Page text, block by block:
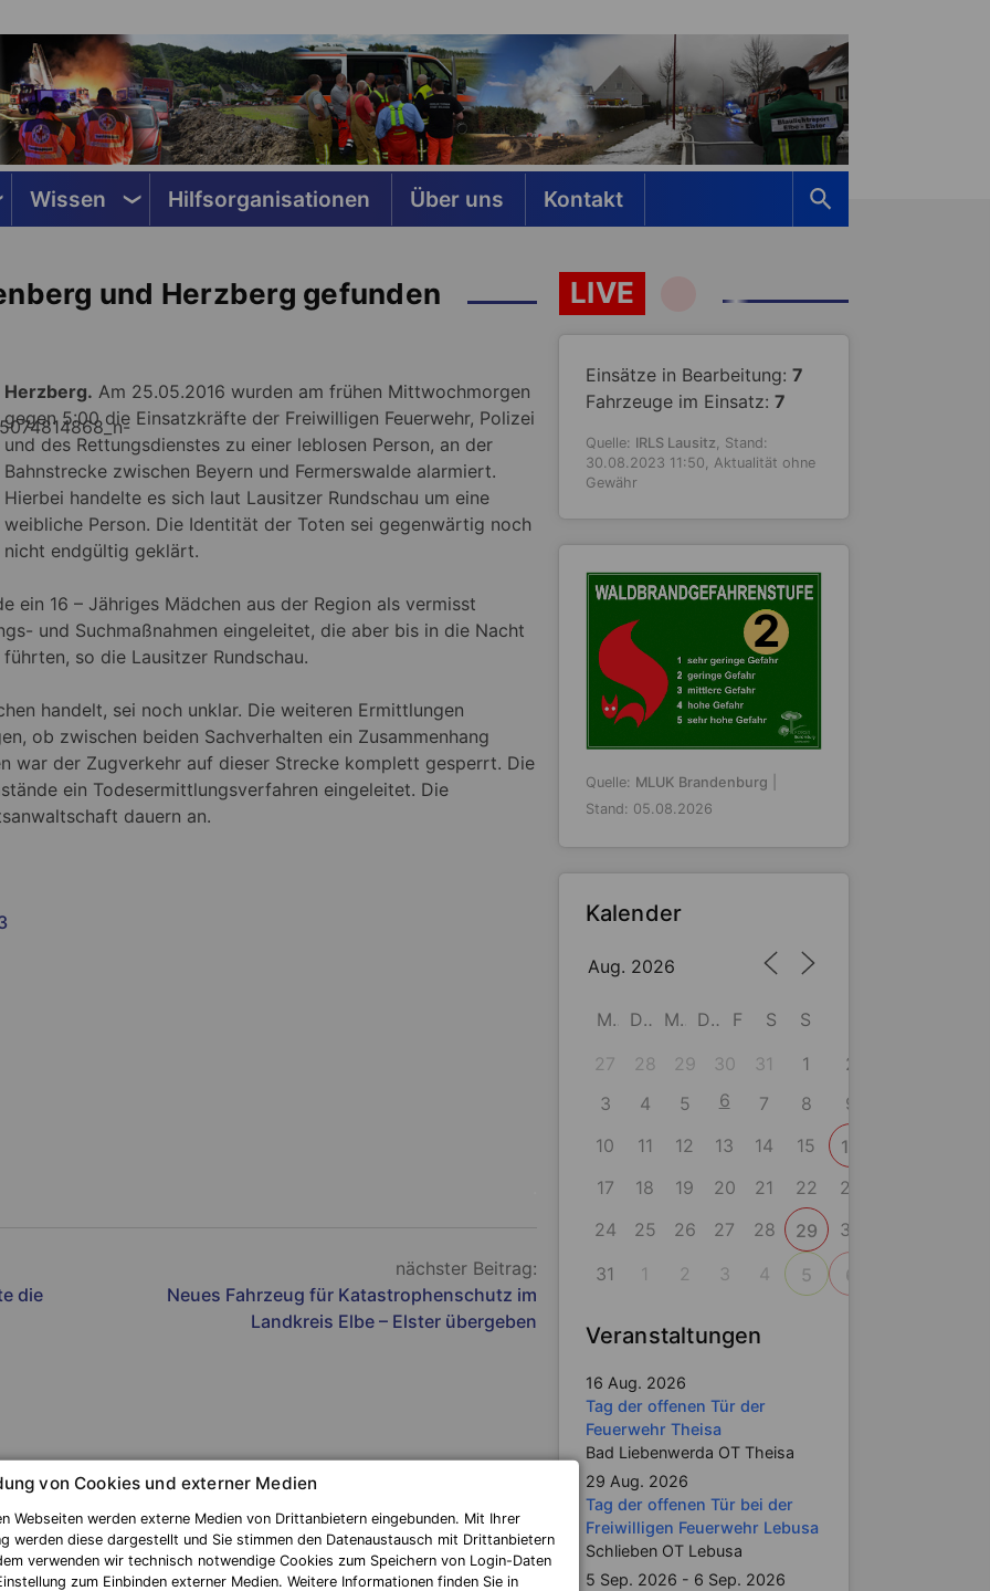
Wissen Hilfsorganisationen Über uns Kontakt
und Herzberg gefunden
Herzberg. Am 25.05.2016 wurden am frühen Mittwochmorgen
gegen 5:00 die Einsatzkräfte der Freiwilligen Feuerwehr, Polizei
und des Rettungsdienstes zu einer leblosen Person, an der
Bahnstrecke zwischen Beyern und Fermerswalde alarmiert.
Hierbei handelte es sich laut Lausitzer Rundschau um eine
weibliche Person. Die Identität der Toten sei gegenwärtig noch
nicht endgültig geklärt.
ein 16 – Jähriges Mädchen aus der Region als vermisst
und Suchmaßnahmen eingeleitet, die aber bis in die Nacht
so die Lausitzer Rundschau.
handelt, sei noch unklar. Die weiteren Ermittlungen
ob zwischen beiden Sachverhalten ein Zusammenhang
war der Zugverkehr auf dieser Strecke komplett gesperrt. Die
ein Todesermittlungsverfahren eingeleitet. Die
dauern an.
die
nächster Beitrag:
Neues Fahrzeug für Katastrophenschutz im
Landkreis Elbe – Elster übergeben
LIVE
Einsätze in Bearbeitung: 7
Fahrzeuge im Einsatz: 7
Quelle: IRLS Lausitz, Stand:
30.08.2023 11:50, Aktualität ohne
Gewähr
2
Quelle: MLUK Brandenburg
Stand: 05.08.2026
Kalender
Aug. 2026
M D M D F S
S
27
28 29 30 31 1
2
3
4 5 6 7 8
9
10
11 12 13 14 15
16
17
18 19 20 21 22
23
24
25 26 27 28 29
30
31
1 2 3 4 5 6
Veranstaltungen
16 Aug. 2026
Tag der offenen Tür der
Feuerwehr Theisa
Bad Liebenwerda OT Theisa
29 Aug. 2026
Tag der offenen Tür bei der
Freiwilligen Feuerwehr Lebusa
Schlieben OT Lebusa
5 Sep. 2026 - 6 Sep. 2026
von Cookies und externer Medien
Webseiten werden externe Medien von Drittanbietern eingebunden. Mit Ihrer
werden diese dargestellt und Sie stimmen den Datenaustausch mit Drittanbietern
verwenden wir technisch notwendige Cookies zum Speichern von Login-Daten
zum Einbinden externer Medien. Weitere Informationen finden Sie in